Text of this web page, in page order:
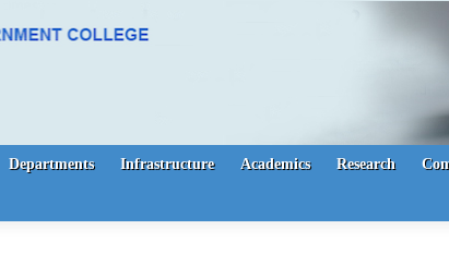
Departments Infrastructure Academics Research